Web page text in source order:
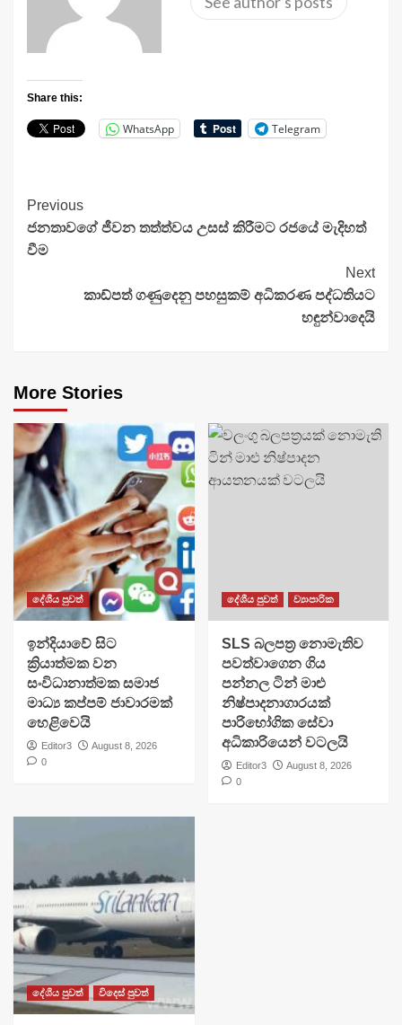
Share this:
WhatsApp Telegram
Continue
Reading
Previous
ජනතාවගේ ජීවන තත්ත්වය උසස් කිරීමට රජයේ මැදිහත්
වීම
Next
කාඩ්පත් ගණුදෙනු පහසුකම් අධිකරණ පද්ධතියට
හඳුන්වාදෙයි
More Stories
දේශීය පුවත්
​ඉන්දියාවේ සිට
ක්‍රියාත්මක වන
සංවිධානාත්මක සමාජ
මාධ්‍ය කප්පම් ජාවාරමක්
හෙළිවෙයි
Editor3
August 8, 2026
0
දේශීය පුවත් ව්‍යාපාරික
SLS බලපත්‍ර නොමැතිව
පවත්වාගෙන ගිය
පන්නල ටින් මාළු
නිෂ්පාදනාගාරයක්
පාරිභෝගික සේවා
අධිකාරියෙන් වටලයි
Editor3
August 8, 2026
0
දේශීය පුවත් විදෙස් පුවත්